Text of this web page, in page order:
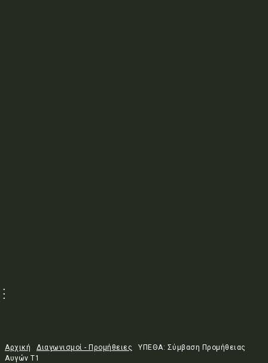
Αρχική Διαγωνισμοί - Προμήθειες
ΥΠΕΘΑ: Σύμβαση Προμήθειας
Αυγών Τ1